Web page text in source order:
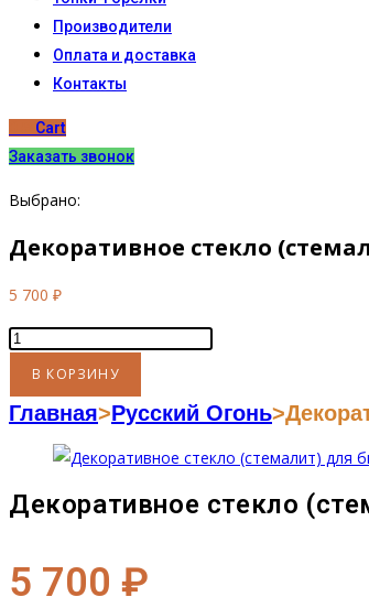
Производители
Оплата и доставка
Контакты
Cart
Заказать звонок
Выбрано:
Декоративное стекло
5 700 ₽
Количество
товара
Декоративное
стекло
(стемалит)
биокамина
В КОРЗИНУ
Главная>Русский Огонь>
Декоративное стекло
5 700 ₽